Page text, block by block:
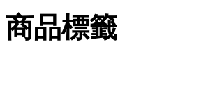
商品標籤